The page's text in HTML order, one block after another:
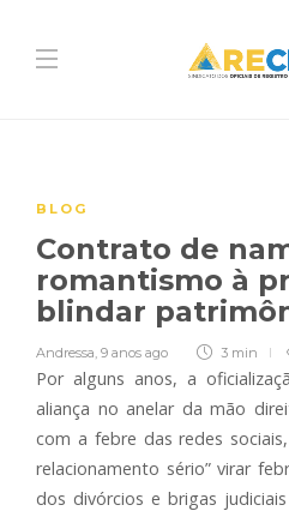
BLOG
Contrato de
romantismo à
blindar
Andressa, 9 anos ago 3 min
Por alguns anos, a
aliança no anelar da mão
com a febre das redes
relacionamento sério” virar
dos divórcios e brigas